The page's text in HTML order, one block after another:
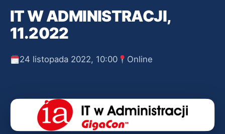
IT W ADMINISTRACJI,
11.2022
24 listopada 2022, 10:00 Online